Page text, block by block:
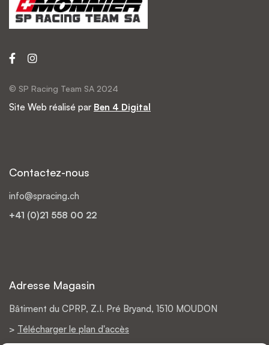
© SP Racing Team SA 2024
Site Web réalisé par Ben 4 Digital
Contactez-nous
info@spracing.ch
+41 (0)21 558 00 22
Adresse Magasin
Bâtiment du CPRP, Z.I. Pré Bryand, 1510 MOUDON
> Télécharger le plan d'accès